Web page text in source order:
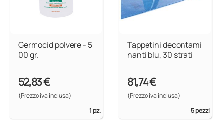
Germocid polvere - 5
00 gr.
52,83 €
(Prezzo iva inclusa)
1 pz.
Tappetini decontami
nanti blu, 30 strati
81,74 €
(Prezzo iva inclusa)
5 pezzi